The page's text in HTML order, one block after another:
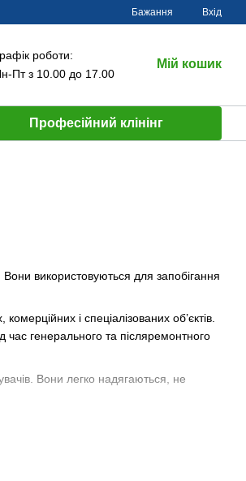
Бажання Вхід
роботи:
Пт з 10.00 до 17.00
Мій кошик
Професійний клінінг
використовуються для запобігання
і спеціалізованих об’єктів.
час генерального та післяремонтного
Вони легко надягаються, не